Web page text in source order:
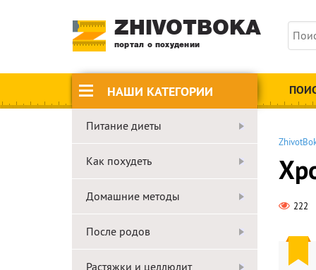
ZHIVOTBOKA
портал о похудении
НАШИ КАТЕГОРИИ
Питание диеты
Как похудеть
Домашние методы
После родов
Растяжки и целлюлит
222